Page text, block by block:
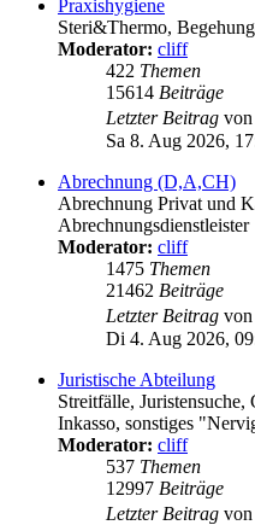
Praxishygiene
Steri&Thermo,
Moderator: cliff
422 Themen
15614 Beiträge
Letzter Beitrag von
Sa 8. Aug 2026,
Abrechnung (D,A,CH)
Abrechnung Privat und
Abrechnungsdienstleister
Moderator: cliff
1475 Themen
21462 Beiträge
Letzter Beitrag von
Di 4. Aug 2026,
Juristische Abteilung
Streitfälle,
Inkasso, sonstiges
Moderator: cliff
537 Themen
12997 Beiträge
Letzter Beitrag von